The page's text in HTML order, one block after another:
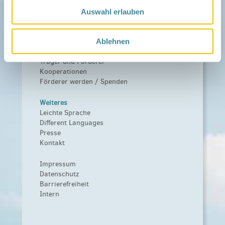
Auswahl erlauben
Ablehnen
Das Familienhandbuch
Leitbild
Fördern
Träger und Förderer
Kooperationen
Förderer werden / Spenden
Weiteres
Leichte Sprache
Different Languages
Presse
Kontakt
Impressum
Datenschutz
Barrierefreiheit
Intern